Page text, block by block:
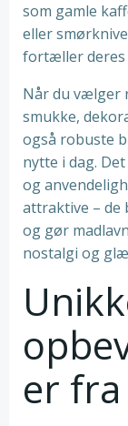
som gamle
eller
fortæller deres
Når du vælger
smukke,
også robuste
nytte i dag.
og
attraktive – de
og gør
nostalgi og
er